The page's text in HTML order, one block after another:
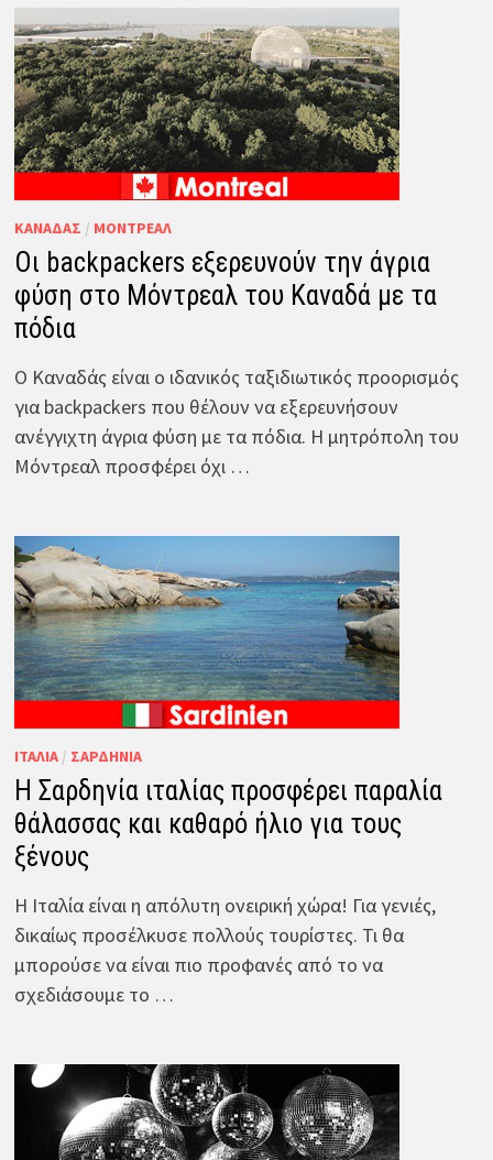
ΚΑΝΑΔΆΣ / ΜΌΝΤΡΕΑΛ
Οι backpackers εξερευνούν την άγρια
φύση στο Μόντρεαλ του Καναδά με τα
πόδια
Ο Καναδάς είναι ο ιδανικός ταξιδιωτικός προορισμός
για backpackers που θέλουν να εξερευνήσουν
ανέγγιχτη άγρια φύση με τα πόδια. Η μητρόπολη του
Μόντρεαλ προσφέρει όχι …
ΙΤΑΛΊΑ/ ΣΑΡΔΗΝΊΑ
Η Σαρδηνία ιταλίας προσφέρει παραλία
θάλασσας και καθαρό ήλιο για τους
ξένους
Η Ιταλία είναι η απόλυτη ονειρική χώρα! Για γενιές,
δικαίως προσέλκυσε πολλούς τουρίστες. Τι θα
μπορούσε να είναι πιο προφανές από το να
σχεδιάσουμε το …